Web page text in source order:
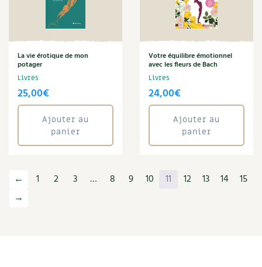
Sandwich
Santé
Sarrasin
Savon
Séchoir solaire
Serge Schall
Soins
Soleil
La vie érotique de mon
potager
Livres
25,00€
Ajouter au
panier
Votre équilibre émotionnel
avec les fleurs de Bach
Livres
24,00€
Ajouter au
panier
← 1 2 3 … 8 9 10 11 12 13 14
15
→